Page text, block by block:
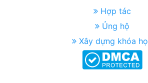
Hợp tác
Ủng hộ
Xây dựng khóa